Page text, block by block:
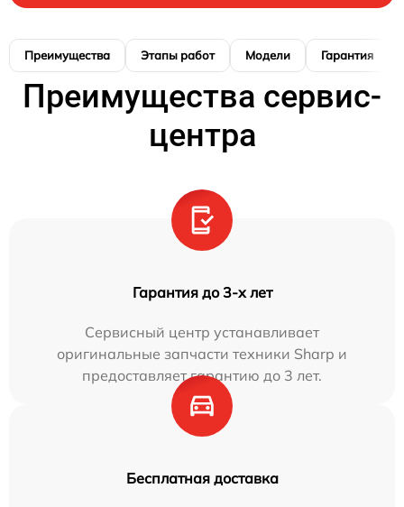
Преимущества Этапы работ Модели Гарантия
Преимущества сервис-
центра
Гарантия до 3-х лет
Сервисный центр устанавливает
оригинальные запчасти техники Sharp и
предоставляет гарантию до 3 лет.
Бесплатная доставка